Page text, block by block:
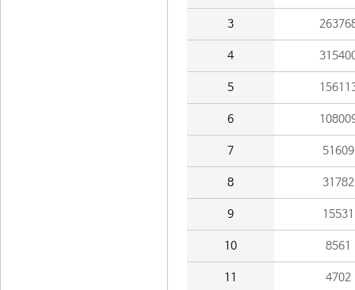
3
4
5
6
7 51609
8 31782
9 15531
10 8561
11 4702